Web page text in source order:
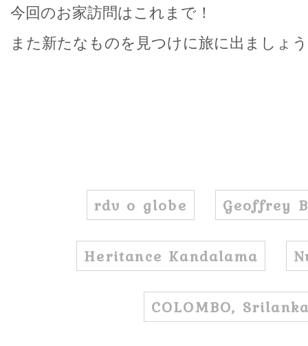
今回のお家訪問はこれまで！
また新たなものを見つけに旅に出ましょ
rdv o globe Geoffrey
Heritance Kandalama
COLOMBO,